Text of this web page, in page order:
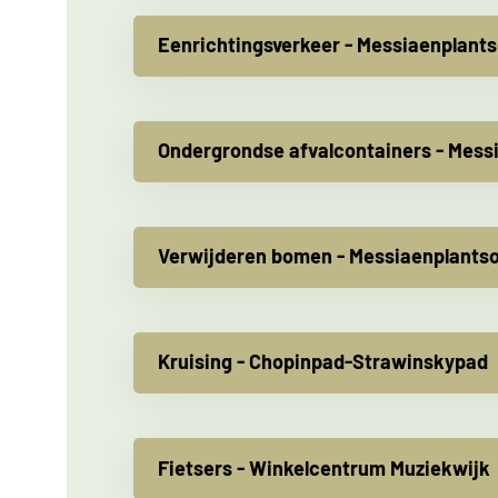
Eenrichtingsverkeer -
Ondergrondse afvalcontainers -
Verwijderen bomen -
Kruising - Chopinpad-Strawinskypad
Fietsers - Winkelcentrum Muziekwijk